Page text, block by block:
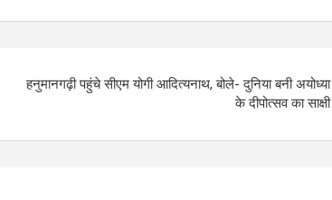
हनुमानगढ़ी पहुंचे सीएम योगी आदित्यनाथ, बोले- दुनिया बनी अयोध्या
के दीपोत्सव का साक्षी